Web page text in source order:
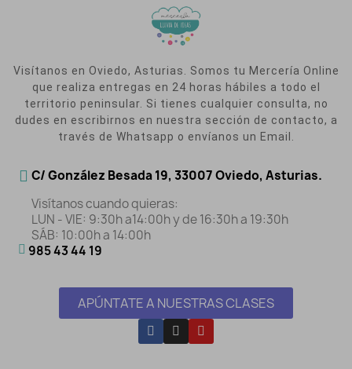
Visítanos en Oviedo, Asturias. Somos tu Mercería Online
que realiza entregas en 24 horas hábiles a todo el
territorio peninsular. Si tienes cualquier consulta, no
dudes en escribirnos en nuestra sección de contacto, a
través de Whatsapp o envíanos un Email.
C/ González Besada 19, 33007 Oviedo, Asturias.
Visítanos cuando quieras:
LUN - VIE: 9:30h a14:00h y de 16:30h a 19:30h
SÁB: 10:00h a 14:00h
985 43 44 19
APÚNTATE A NUESTRAS CLASES